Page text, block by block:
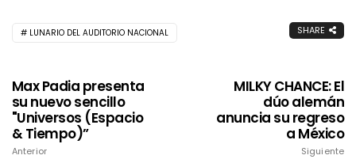
LUNARIO DEL AUDITORIO NACIONAL SHARE
Max Padia presenta
su nuevo sencillo
"Universos (Espacio
& Tiempo)”
Anterior
MILKY CHANCE: El
dúo alemán
anuncia su regreso
a México
Siguiente